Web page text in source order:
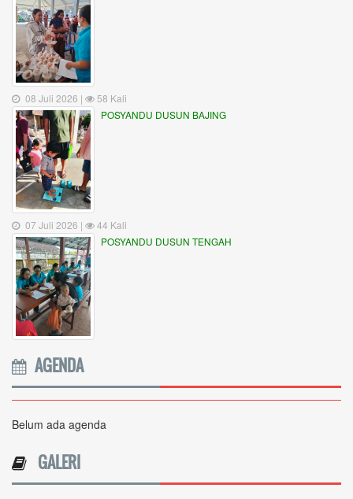
08 Juli 2026 |
58 Kali
POSYANDU DUSUN BAJING
07 Juli 2026 |
44 Kali
POSYANDU DUSUN TENGAH
AGENDA
Belum ada agenda
GALERI